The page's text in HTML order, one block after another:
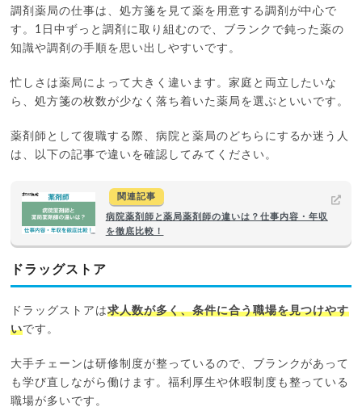
調剤薬局の仕事は、処方箋を見て薬を用意する調剤が中心で
す。1日中ずっと調剤に取り組むので、ブランクで鈍った薬の
知識や調剤の手順を思い出しやすいです。
忙しさは薬局によって大きく違います。家庭と両立したいな
ら、処方箋の枚数が少なく落ち着いた薬局を選ぶといいです。
薬剤師として復職する際、病院と薬局のどちらにするか迷う人
は、以下の記事で違いを確認してみてください。
関連記事
病院薬剤師と薬局薬剤師の違いは？仕事内容・年収
を徹底比較！
ドラッグストア
ドラッグストアは求人数が多く、条件に合う職場を見つけやす
いです。
大手チェーンは研修制度が整っているので、ブランクがあって
も学び直しながら働けます。福利厚生や休暇制度も整っている
職場が多いです。